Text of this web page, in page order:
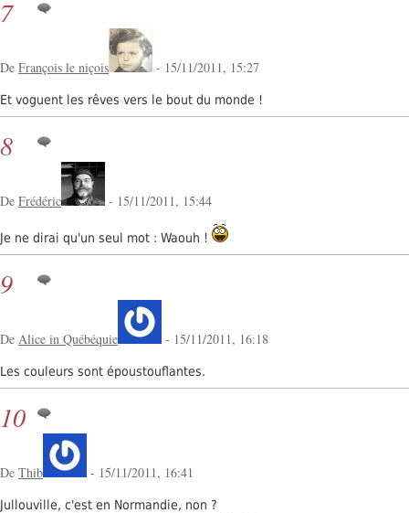
7
De François le niçois - 15/11/2011, 15:27
Et voguent les rêves vers le bout du monde !
8
De Frédéric - 15/11/2011, 15:44
Je ne dirai qu'un seul mot : Waouh !
9
De Alice in Québéquie - 15/11/2011, 16:18
Les couleurs sont époustouflantes.
10
De Thib - 15/11/2011, 16:41
Jullouville, c'est en Normandie, non ?